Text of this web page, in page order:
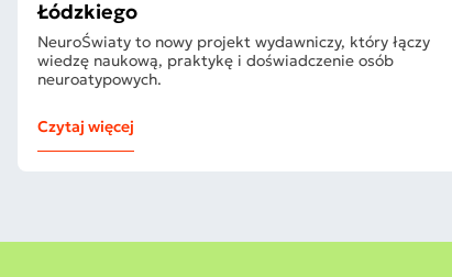
Łódzkiego
NeuroŚwiaty to nowy projekt wydawniczy, który łączy
wiedzę naukową, praktykę i doświadczenie osób
neuroatypowych.
Czytaj więcej